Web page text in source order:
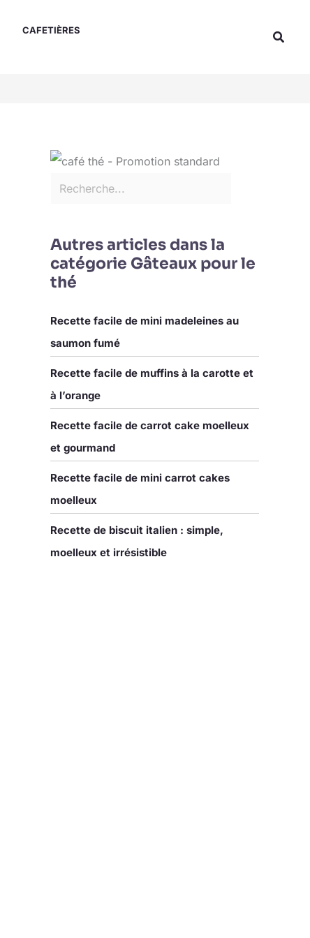
CAFETIÈRES
Autres articles dans la
catégorie Gâteaux pour le
thé
Recette facile de mini madeleines au
saumon fumé
Recette facile de muffins à la carotte et
à l’orange
Recette facile de carrot cake moelleux
et gourmand
Recette facile de mini carrot cakes
moelleux
Recette de biscuit italien : simple,
moelleux et irrésistible